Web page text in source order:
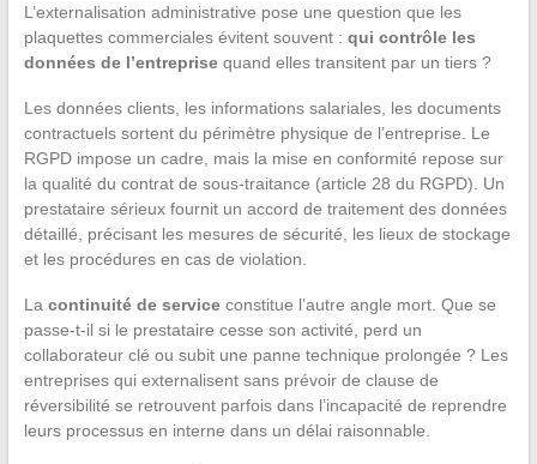
L’externalisation administrative pose une question que les
plaquettes commerciales évitent souvent : qui contrôle les
données de l’entreprisequand elles transitent par un tiers ?
Les données clients, les informations salariales, les documents
contractuels sortent du périmètre physique de l’entreprise. Le
RGPD impose un cadre, mais la mise en conformité repose sur
la qualité du contrat de sous-traitance (article 28 du RGPD). Un
prestataire sérieux fournit un accord de traitement des données
détaillé, précisant les mesures de sécurité, les lieux de stockage
et les procédures en cas de violation.
La continuité de serviceconstitue l’autre angle mort. Que se
passe-t-il si le prestataire cesse son activité, perd un
collaborateur clé ou subit une panne technique prolongée ? Les
entreprises qui externalisent sans prévoir de clause de
réversibilité se retrouvent parfois dans l’incapacité de reprendre
leurs processus en interne dans un délai raisonnable.